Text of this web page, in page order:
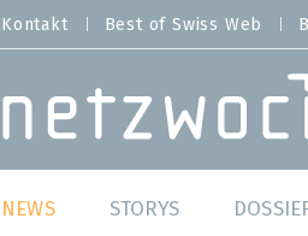
Kontakt Best of Swiss Web
MAIN NAVIGATION
NEWS STORYS